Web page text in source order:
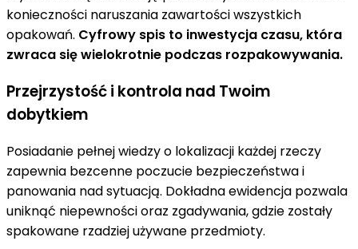
konieczności naruszania zawartości wszystkich
opakowań. Cyfrowy spis to inwestycja czasu, która
zwraca się wielokrotnie podczas rozpakowywania.
Przejrzystość i kontrola nad Twoim
dobytkiem
Posiadanie pełnej wiedzy o lokalizacji każdej rzeczy
zapewnia bezcenne poczucie bezpieczeństwa i
panowania nad sytuacją. Dokładna ewidencja pozwala
uniknąć niepewności oraz zgadywania, gdzie zostały
spakowane rzadziej używane przedmioty.